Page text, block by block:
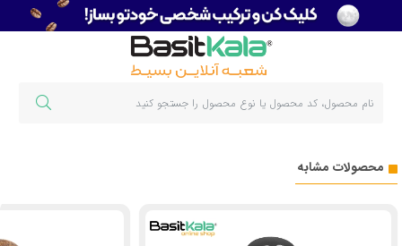
محصولات مشابه